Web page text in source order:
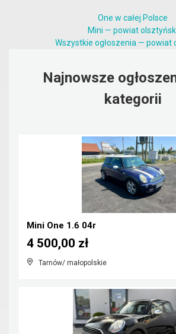
One w całej Polsce
Mini — powiat
Wszystkie ogłoszenia — powiat
Najnowsze
kategorii
Mini One 1.6 04r
Tarnów/ małopolskie
4 500,00 zł